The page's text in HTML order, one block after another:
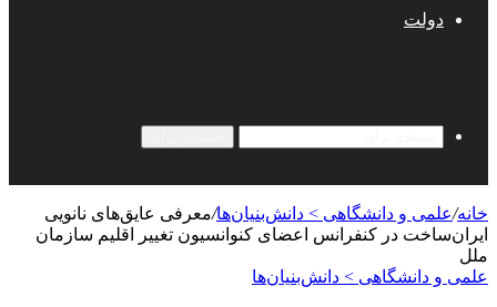
دولت
خانه/علمی‌ و دانشگاهی > دانش‌بنیان‌ها/معرفی عایق‌های نانویی
ایران‌ساخت در کنفرانس اعضای کنوانسیون تغییر اقلیم سازمان
ملل
علمی‌ و دانشگاهی > دانش‌بنیان‌ها